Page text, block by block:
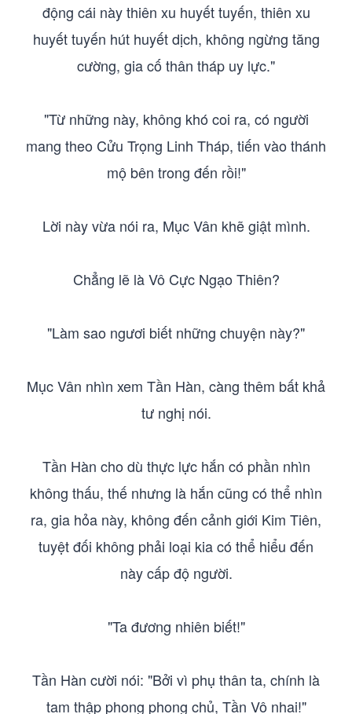
động cái này thiên xu huyết tuyến, thiên xu
huyết tuyến hút huyết dịch, không ngừng tăng
cường, gia cố thân tháp uy lực."
"Từ những này, không khó coi ra, có người
mang theo Cửu Trọng Linh Tháp, tiến vào thánh
mộ bên trong đến rồi!"
Lời này vừa nói ra, Mục Vân khẽ giật mình.
Chẳng lẽ là Vô Cực Ngạo Thiên?
"Làm sao ngươi biết những chuyện này?"
Mục Vân nhìn xem Tần Hàn, càng thêm bất khả
tư nghị nói.
Tần Hàn cho dù thực lực hắn có phần nhìn
không thấu, thế nhưng là hắn cũng có thể nhìn
ra, gia hỏa này, không đến cảnh giới Kim Tiên,
tuyệt đối không phải loại kia có thể hiểu đến
này cấp độ người.
"Ta đương nhiên biết!"
Tần Hàn cười nói: "Bởi vì phụ thân ta, chính là
tam thập phong phong chủ, Tần Vô nhai!"